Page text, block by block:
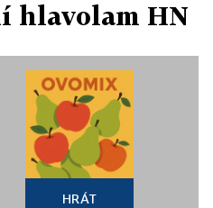
hlavolam HN
HRÁT